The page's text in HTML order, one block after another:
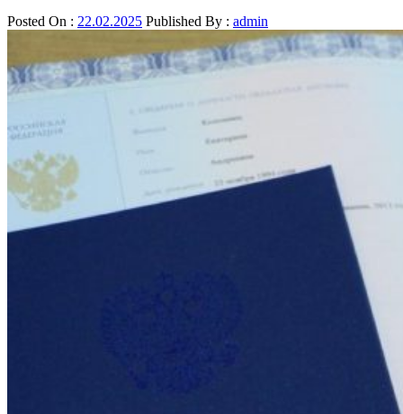
Posted On : 22.02.2025 Published By : admin